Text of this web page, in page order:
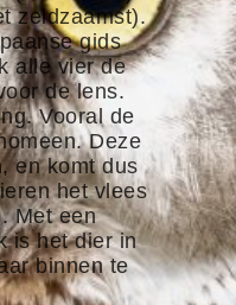
zeldzaamst).
gids
alle vier de
de lens.
Vooral de
Deze
en komt dus
het vlees
Met een
is het dier in
binnen te